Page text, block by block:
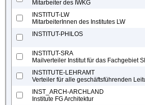
Mitarbeiter des IWKG
INSTITUT-LW
MitarbeiterInnen des Institutes LW
INSTITUT-PHILOS
INSTITUT-SRA
Mailverteiler Institut für das Fachgebiet
INSTITUTE-LEHRAMT
Verteiler für alle geschäftsführenden
INST_ARCH-ARCHLAND
Institute FG Architektur